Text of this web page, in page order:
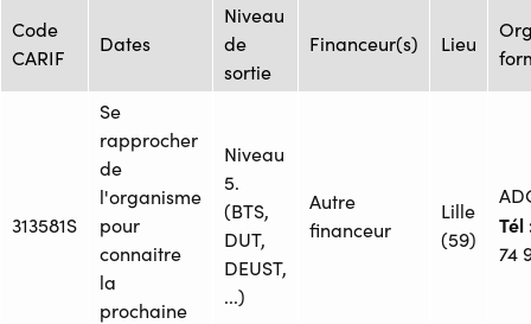
Code
CARIF
Dates
Niveau
de
sortie
Financeur(s) Lieu
313581S
Se
rapprocher
de
l'organisme
pour
connaitre
la
prochaine
Niveau
5.
(BTS,
DUT,
DEUST,
...)
Autre
financeur
Lille
(59)
Tél
74